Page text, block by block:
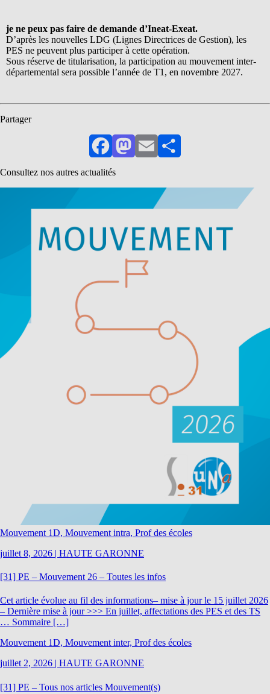
je ne peux pas faire de demande d’Ineat-Exeat.
D’après les nouvelles LDG (Lignes Directrices de Gestion), les
PES ne peuvent plus participer à cette opération.
Sous réserve de titularisation, la participation au mouvement inter-
départemental sera possible l’année de T1, en novembre 2027.
Partager
FacebookMastodon
EmailPartager
Consultez nos autres actualités
Mouvement 1D, Mouvement intra, Prof des écoles
juillet 8, 2026 | HAUTE GARONNE
[31] PE – Mouvement 26 – Toutes les infos
Cet article évolue au fil des informations– mise à jour le 15 juillet 2026
– Dernière mise à jour >>> En juillet, affectations des PES et des TS
… Sommaire […]
Mouvement 1D, Mouvement inter, Prof des écoles
juillet 2, 2026 | HAUTE GARONNE
[31] PE – Tous nos articles Mouvement(s)